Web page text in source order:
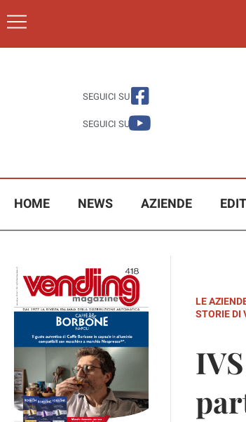
SEGUICI SU
SEGUICI SU
HOME NEWS AZIENDE
LE
STORIE DI